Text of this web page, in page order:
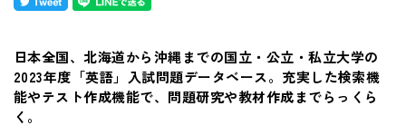
お買い物ガイド
よくあるご質問
日本全国、北海道から沖縄までの国立・公立・私立大学の
2023年度「英語」入試問題データベース。充実した検索機
能やテスト作成機能で、問題研究や教材作成までらっくら
く。